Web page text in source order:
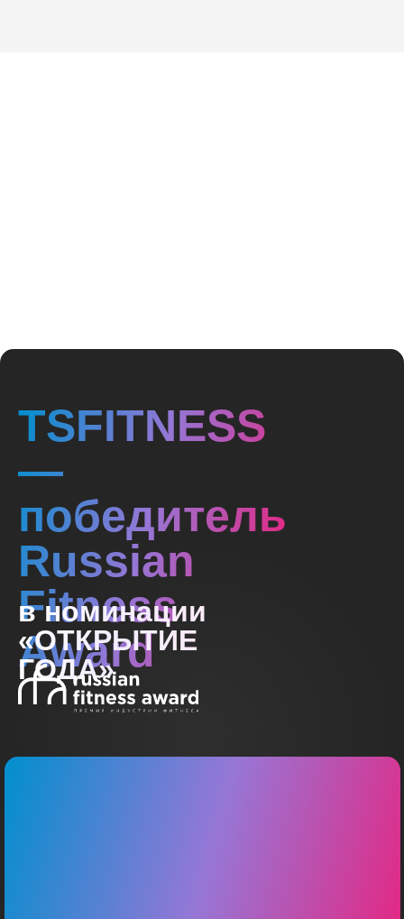
TSFITNESS
—
победитель
Russian
Fitness
Award
в номинации
«ОТКРЫТИЕ
ГОДА»